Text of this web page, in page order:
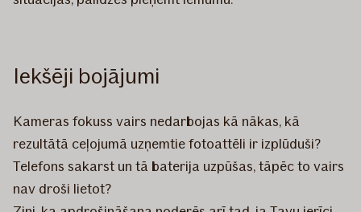
Iekšēji bojājumi
Kameras fokuss vairs nedarbojas kā nākas, kā
rezultātā ceļojumā uzņemtie fotoattēli ir izplūduši?
Telefons sakarst un tā baterija uzpūšas, tāpēc to vairs
nav droši lietot?